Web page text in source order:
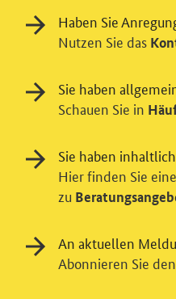
Haben Sie
Nutzen Sie das
Sie haben
Schauen Sie in
Sie haben
Hier finden Sie
zu
An aktuellen
Abonnieren Sie den